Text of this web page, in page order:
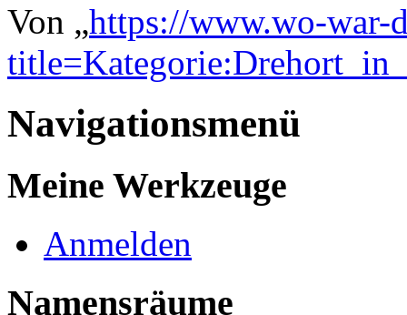
Von „https://www.wo-war-
Navigationsmenü
Meine Werkzeuge
Anmelden
Namensräume